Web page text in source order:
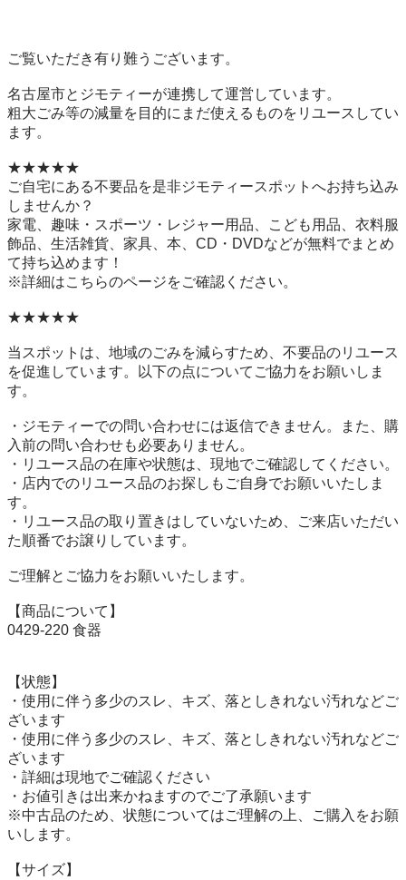
ご覧いただき有り難うございます。
名古屋市とジモティーが連携して運営しています。
粗⼤ごみ等の減量を⽬的にまだ使えるものをリユースしてい
ます。
★★★★★
ご自宅にある不要品を是非ジモティースポットへお持ち込み
しませんか？
家電、趣味・スポーツ・レジャー用品、こども用品、衣料服
飾品、生活雑貨、家具、本、CD・DVDなどが無料でまとめ
て持ち込めます！
※詳細はこちらのページをご確認ください。
★★★★★
当スポットは、地域のごみを減らすため、不要品のリユース
を促進しています。以下の点についてご協力をお願いしま
す。
・ジモティーでの問い合わせには返信できません。また、購
入前の問い合わせも必要ありません。
・リユース品の在庫や状態は、現地でご確認してください。
・店内でのリユース品のお探しもご自身でお願いいたしま
す。
・リユース品の取り置きはしていないため、ご来店いただい
た順番でお譲りしています。
ご理解とご協力をお願いいたします。
【商品について】
0429-220 食器
【状態】
・使用に伴う多少のスレ、キズ、落としきれない汚れなどご
ざいます
・使用に伴う多少のスレ、キズ、落としきれない汚れなどご
ざいます
・詳細は現地でご確認ください
・お値引きは出来かねますのでご了承願います
※中古品のため、状態についてはご理解の上、ご購入をお願
いします。
【サイズ】